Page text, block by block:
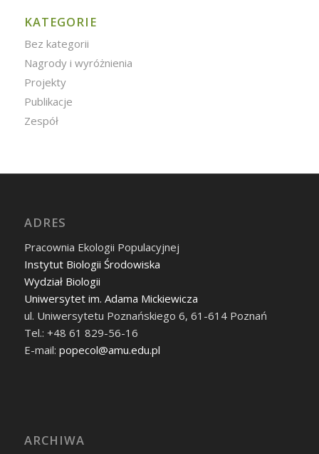
KATEGORIE
Bez kategorii
Nagrody i wyróżnienia
Projekty
Publikacje
Zespół
ADRES
Pracownia Ekologii Populacyjnej
Instytut Biologii Środowiska
Wydział Biologii
Uniwersytet im. Adama Mickiewicza
ul. Uniwersytetu Poznańskiego 6, 61-614 Poznań
Tel.: +48 61 829-56-16
E-mail: popecol@amu.edu.pl
ARCHIWA